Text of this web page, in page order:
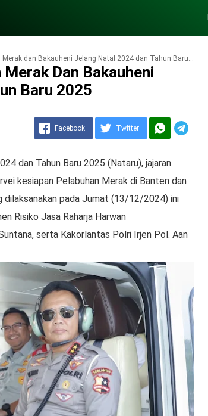
dan Bakauheni Jelang Natal 2024 dan Tahun Baru 2025
Dan Bakauheni
Baru 2025
Facebook Twitter
dan Tahun Baru 2025 (Nataru), jajaran
kesiapan Pelabuhan Merak di Banten dan
dilaksanakan pada Jumat (13/12/2024) ini
Risiko Jasa Raharja Harwan
serta Kakorlantas Polri Irjen Pol. Aan